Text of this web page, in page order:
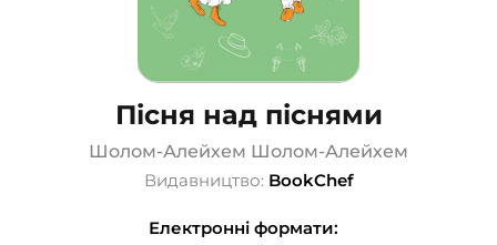
Пісня над піснями
Шолом-Алейхем Шолом-Алейхем
Видавництво: BookChef
Електронні формати: